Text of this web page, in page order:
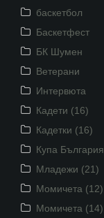
баскетбол
Баскетфест
БК Шумен
Ветерани
Интервюта
Кадети (16)
Кадетки (16)
Купа България
Младежи (21)
Момичета (12)
Момичета (14)